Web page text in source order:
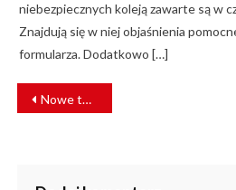
niebezpiecznych koleją zawarte są w
Znajdują się w niej objaśnienia
formularza. Dodatkowo […]
NAWIGACJA
WPISU
Nowe torowisko zepnie wkrótce Wzgórze Wolności z centrum Bydgoszczy